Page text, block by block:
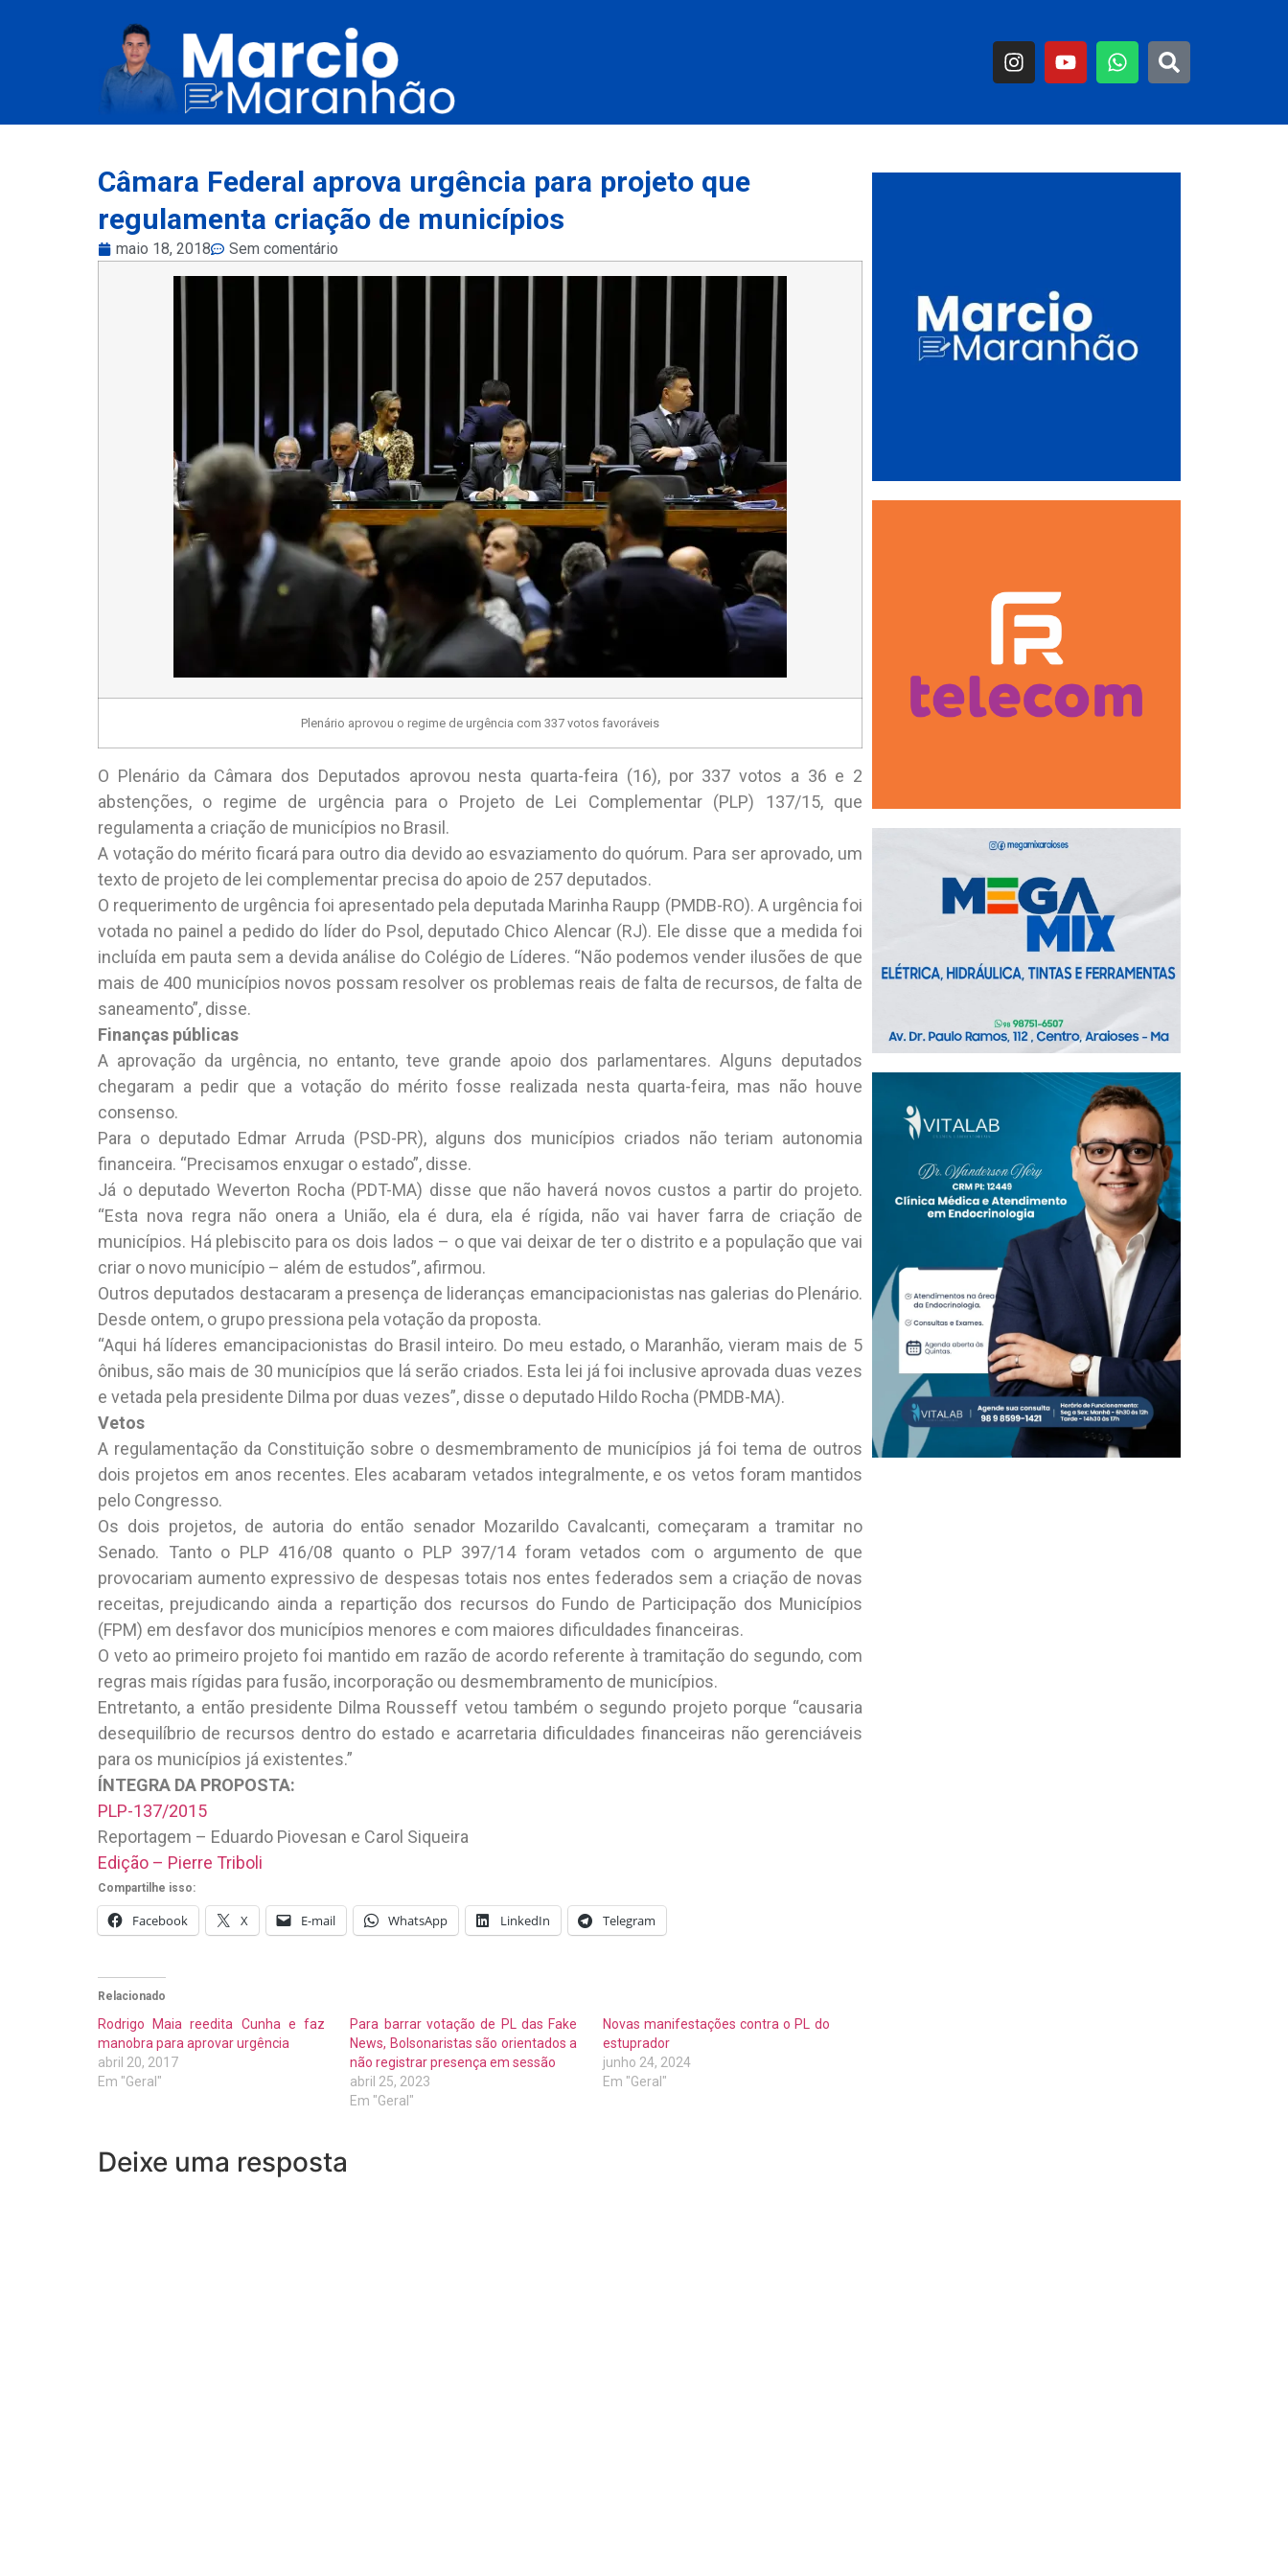
Câmara Federal aprova urgência para projeto que
regulamenta criação de municípios
maio 18, 2018 Sem comentário
Plenário aprovou o regime de urgência com 337 votos favoráveis
O Plenário da Câmara dos Deputados aprovou nesta quarta-feira (16), por 337 votos a 36 e 2
abstenções, o regime de urgência para o Projeto de Lei Complementar (PLP) 137/15, que
regulamenta a criação de municípios no Brasil.
A votação do mérito ficará para outro dia devido ao esvaziamento do quórum. Para ser aprovado, um
texto de projeto de lei complementar precisa do apoio de 257 deputados.
O requerimento de urgência foi apresentado pela deputada Marinha Raupp (PMDB-RO). A urgência foi
votada no painel a pedido do líder do Psol, deputado Chico Alencar (RJ). Ele disse que a medida foi
incluída em pauta sem a devida análise do Colégio de Líderes. “Não podemos vender ilusões de que
mais de 400 municípios novos possam resolver os problemas reais de falta de recursos, de falta de
saneamento”, disse.
Finanças públicas
A aprovação da urgência, no entanto, teve grande apoio dos parlamentares. Alguns deputados
chegaram a pedir que a votação do mérito fosse realizada nesta quarta-feira, mas não houve
consenso.
Para o deputado Edmar Arruda (PSD-PR), alguns dos municípios criados não teriam autonomia
financeira. “Precisamos enxugar o estado”, disse.
Já o deputado Weverton Rocha (PDT-MA) disse que não haverá novos custos a partir do projeto.
“Esta nova regra não onera a União, ela é dura, ela é rígida, não vai haver farra de criação de
municípios. Há plebiscito para os dois lados – o que vai deixar de ter o distrito e a população que vai
criar o novo município – além de estudos”, afirmou.
Outros deputados destacaram a presença de lideranças emancipacionistas nas galerias do Plenário.
Desde ontem, o grupo pressiona pela votação da proposta.
“Aqui há líderes emancipacionistas do Brasil inteiro. Do meu estado, o Maranhão, vieram mais de 5
ônibus, são mais de 30 municípios que lá serão criados. Esta lei já foi inclusive aprovada duas vezes
e vetada pela presidente Dilma por duas vezes”, disse o deputado Hildo Rocha (PMDB-MA).
Vetos
A regulamentação da Constituição sobre o desmembramento de municípios já foi tema de outros
dois projetos em anos recentes. Eles acabaram vetados integralmente, e os vetos foram mantidos
pelo Congresso.
Os dois projetos, de autoria do então senador Mozarildo Cavalcanti, começaram a tramitar no
Senado. Tanto o PLP 416/08 quanto o PLP 397/14 foram vetados com o argumento de que
provocariam aumento expressivo de despesas totais nos entes federados sem a criação de novas
receitas, prejudicando ainda a repartição dos recursos do Fundo de Participação dos Municípios
(FPM) em desfavor dos municípios menores e com maiores dificuldades financeiras.
O veto ao primeiro projeto foi mantido em razão de acordo referente à tramitação do segundo, com
regras mais rígidas para fusão, incorporação ou desmembramento de municípios.
Entretanto, a então presidente Dilma Rousseff vetou também o segundo projeto porque “causaria
desequilíbrio de recursos dentro do estado e acarretaria dificuldades financeiras não gerenciáveis
para os municípios já existentes.”
ÍNTEGRA DA PROPOSTA:
PLP-137/2015
Reportagem – Eduardo Piovesan e Carol Siqueira
Edição – Pierre Triboli
Compartilhe isso:
Facebook X E-mail WhatsApp LinkedIn Telegram
Relacionado
Rodrigo Maia reedita Cunha e faz
manobra para aprovar urgência
abril 20, 2017
Em "Geral"
Para barrar votação de PL das Fake
News, Bolsonaristas são orientados a
não registrar presença em sessão
abril 25, 2023
Em "Geral"
Novas manifestações contra o PL do
estuprador
junho 24, 2024
Em "Geral"
Deixe uma resposta